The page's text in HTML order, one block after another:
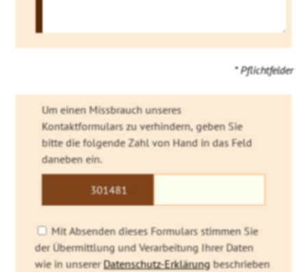
* Pflichtfelder
Um einen Missbrauch unseres
Kontaktformulars zu verhindern, geben Sie
bitte die folgende Zahl von Hand in das Feld
daneben ein.
301481
Mit Absenden dieses Formulars stimmen Sie
der Übermittlung und Verarbeitung Ihrer Daten
wie in unsererDatenschutz-Erklärung beschrieben